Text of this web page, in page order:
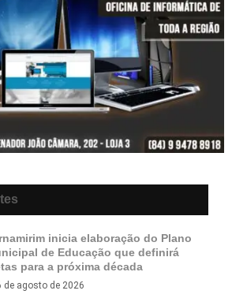
inicia elaboração do Plano
de Educação que definirá
para a próxima década
de agosto de 2026